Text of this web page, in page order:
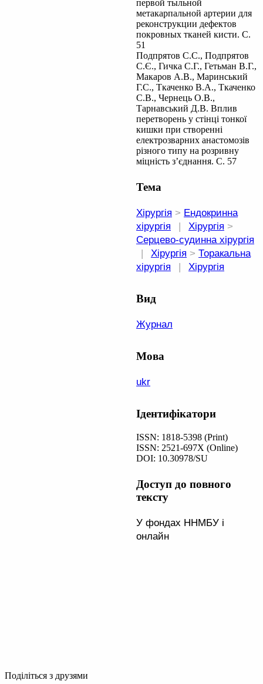
первой тыльной
метакарпальной артерии для
реконструкции дефектов
покровных тканей кисти. С.
51
Подпрятов С.С., Подпрятов
С.Є., Гичка С.Г., Гетьман В.Г.,
Макаров А.В., Маринський
Г.С., Ткаченко В.А., Ткаченко
С.В., Чернець О.В.,
Тарнавський Д.В. Вплив
перетворень у стінці тонкої
кишки при створенні
електрозварних анастомозів
різного типу на розривну
міцність з’єднання. С. 57
Тема
Хірургія > Ендокринна
хірургія
| Хірургія >
Серцево-судинна хірургія
|
Хірургія > Торакальна
хірургія
| Хірургія
Вид
Журнал
Мова
ukr
Ідентифікатори
ISSN: 1818-5398 (Print)
ISSN: 2521-697X (Online)
DOI: 10.30978/SU
Доступ до повного
тексту
У фондах ННМБУ і
онлайн
Поділіться з друзями